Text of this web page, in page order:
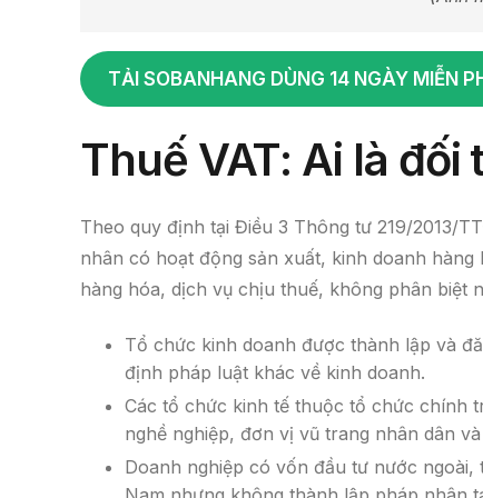
TẢI SOBANHANG DÙNG 14 NGÀY MIỄN
Thuế VAT: Ai là
Theo quy định tại Điều 3 Thông tư 219/2013/
nhân có hoạt động sản xuất, kinh doanh
hàng hóa, dịch vụ chịu thuế, không phân biệt
Tổ chức kinh doanh được thành lập và
định pháp luật khác về kinh doanh.
Các tổ chức kinh tế thuộc tổ chức chính
nghề nghiệp, đơn vị vũ trang nhân dân
Doanh nghiệp có vốn đầu tư nước